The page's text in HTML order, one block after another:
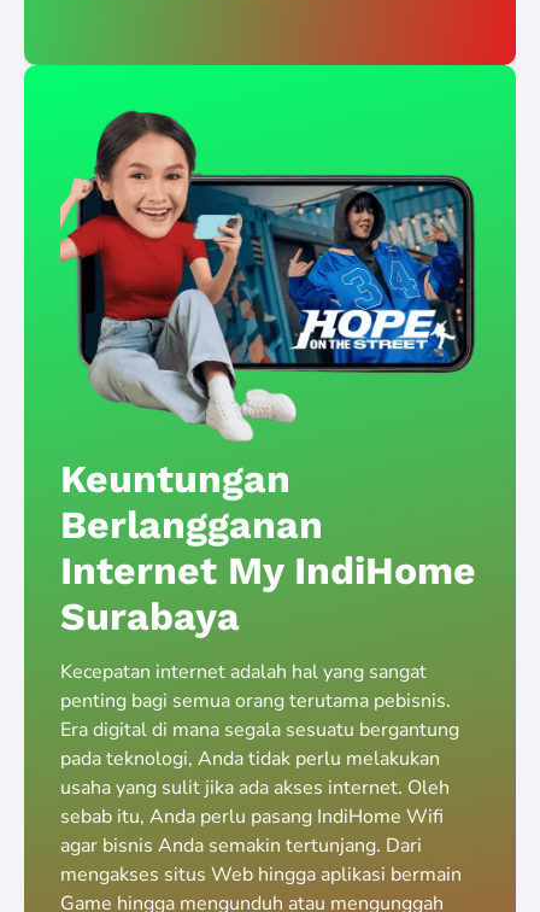
Keuntungan
Berlangganan
Internet My IndiHome
Surabaya
Kecepatan internet adalah hal yang sangat
penting bagi semua orang terutama pebisnis.
Era digital di mana segala sesuatu bergantung
pada teknologi, Anda tidak perlu melakukan
usaha yang sulit jika ada akses internet. Oleh
sebab itu, Anda perlu pasang IndiHome Wifi
agar bisnis Anda semakin tertunjang. Dari
mengakses situs Web hingga aplikasi bermain
Game hingga mengunduh atau mengunggah